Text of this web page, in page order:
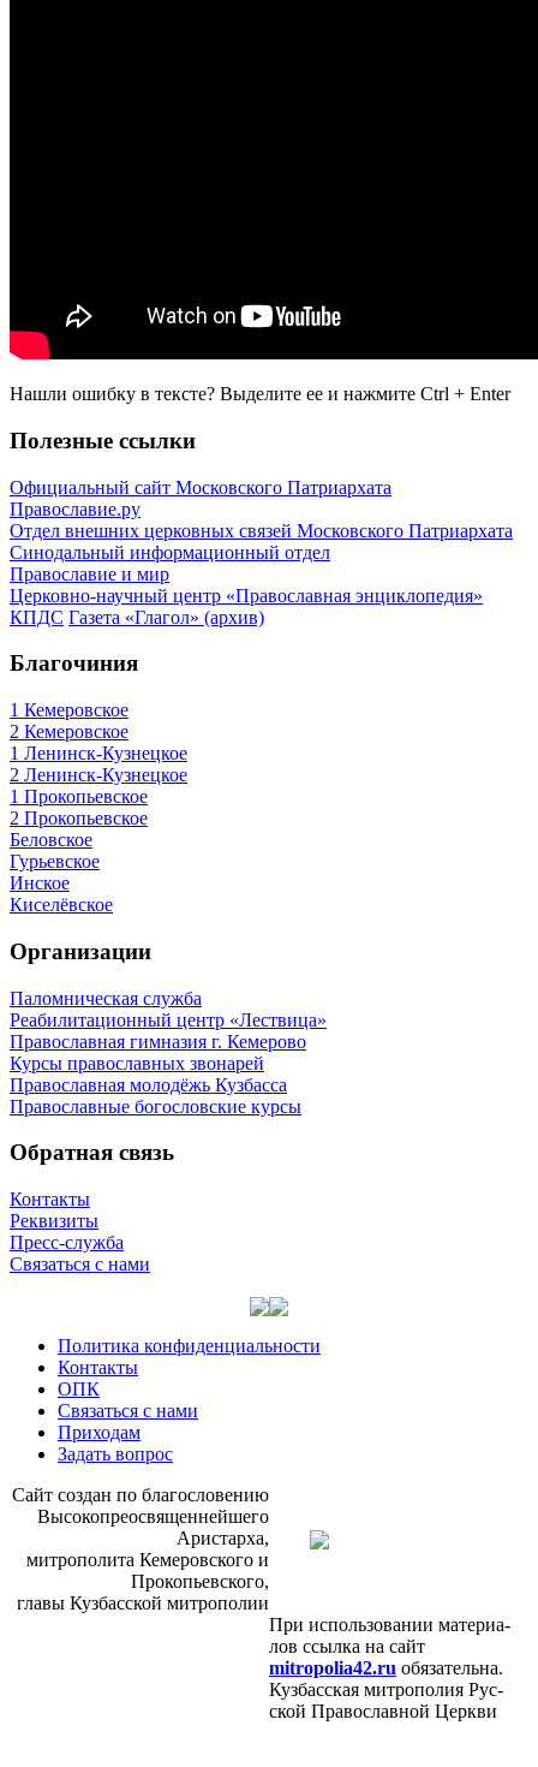
Нашли ошибку в тексте? Выделите ее и нажмите Ctrl + Enter
Полезные ссылки
Официальный сайт Московского Патриархата
Православие.ру
Отдел внешних церковных связей Московского Патриархата
Синодальный информационный отдел
Православие и мир
Церковно-научный центр «Православная энциклопедия»
КПДС Газета «Глагол» (архив)
Благочиния
1 Кемеровское
2 Кемеровское
1 Ленинск-Кузнецкое
2 Ленинск-Кузнецкое
1 Прокопьевское
2 Прокопьевское
Беловское
Гурьевское
Инское
Киселёвское
Организации
Паломническая служба
Реабилитационный центр «Лествица»
Православная гимназия г. Кемерово
Курсы православных звонарей
Православная молодёжь Кузбасса
Православные богословские курсы
Обратная связь
Контакты
Реквизиты
Пресс-служба
Связаться с нами
Политика конфиденциальности
Контакты
ОПК
Связаться с нами
Приходам
Задать вопрос
Сайт со­здан по бла­го­сло­ве­нию
Вы­со­ко­прео­свя­щен­ней­ше­го
Ари­стар­ха,
мит­ро­по­ли­та Ке­ме­ров­ско­го и
Про­ко­пьев­ско­го,
гла­вы Куз­бас­ской мит­ро­по­лии
При ис­поль­зо­ва­нии ма­те­ри­а­
лов ссыл­ка на сайт
mitropolia42.ru обя­за­тель­на.
Куз­бас­ская мит­ро­по­лия Рус­
ской Пра­во­слав­ной Церк­ви